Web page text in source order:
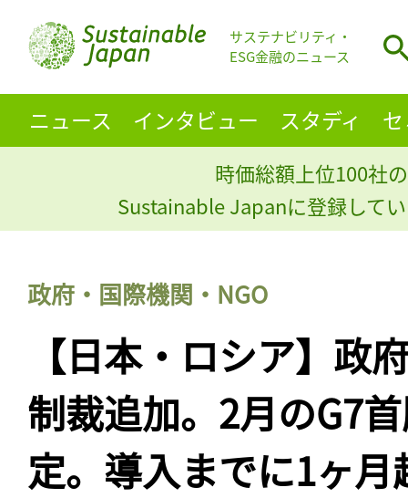
サステナビリティ・
ESG金融のニュース
ニュース インタビュー スタディ
時価総額上位100社
Sustainable Japanに登録して
政府・国際機関・NGO
【日本・ロシア】政
制裁追加。2月のG7
定。導入までに1ヶ月